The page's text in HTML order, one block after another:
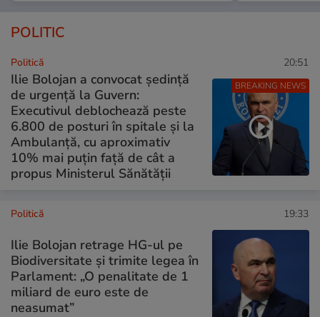
POLITIC
BREAKING NEWS
Politică 20:51
Ilie Bolojan a convocat ședință
de urgență la Guvern:
Executivul deblochează peste
6.800 de posturi în spitale și la
Ambulanță, cu aproximativ
10% mai puțin față de cât a
propus Ministerul Sănătății
Politică 19:33
Ilie Bolojan retrage HG-ul pe
Biodiversitate și trimite legea în
Parlament: „O penalitate de 1
miliard de euro este de
neasumat”